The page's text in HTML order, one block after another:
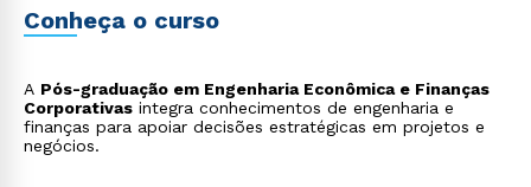
Conheça o curso
A Pós-graduação em Engenharia Econômica e Finanças
Corporativas integra conhecimentos de engenharia e
finanças para apoiar decisões estratégicas em projetos e
negócios.